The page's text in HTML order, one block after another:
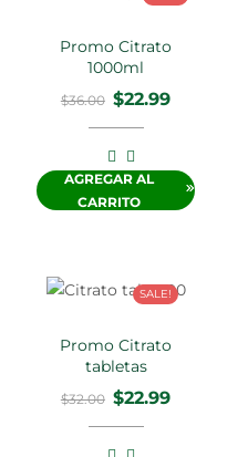
Promo Citrato
1000ml
$36.00 $22.99
AGREGAR AL
CARRITO
SALE!
Promo Citrato
tabletas
$32.00 $22.99